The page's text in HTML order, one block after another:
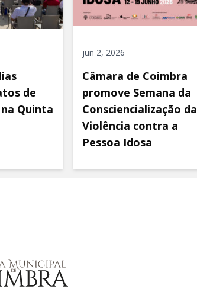
de
Quinta
jun 2, 2026
Câmara de Coimbra
promove Semana da
Consciencialização da
Violência contra a
Pessoa Idosa